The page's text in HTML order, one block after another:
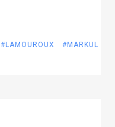
#LAMOUROUX
#MARKUL